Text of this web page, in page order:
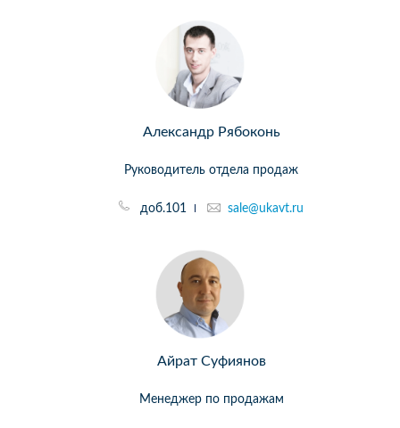
Александр Рябоконь
Руководитель отдела продаж
доб.101 sale@ukavt.ru
Айрат Суфиянов
Менеджер по продажам